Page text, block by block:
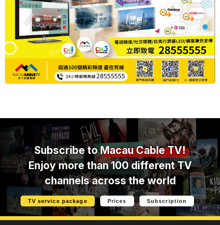
Subscribe toMacau Cable TV!
Enjoy more than 100 different TV
channels across the world
TV service package Prices Subscription